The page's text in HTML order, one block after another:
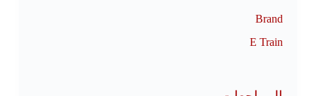
Brand
E Train